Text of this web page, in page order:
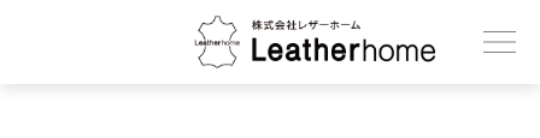
株式会社レザーホーム